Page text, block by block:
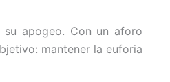
apogeo. Con un aforo
mantener la euforia